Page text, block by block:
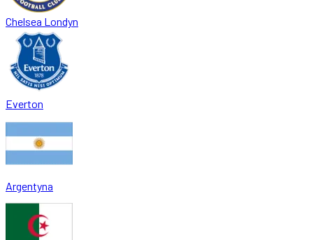
Chelsea Londyn
Everton
Argentyna